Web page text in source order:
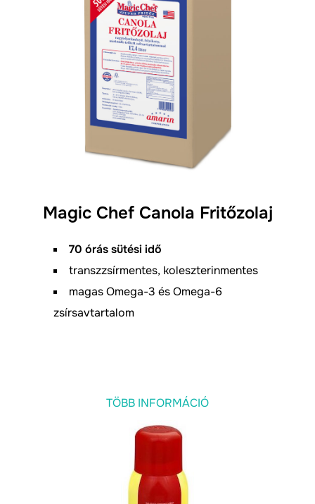
Magic Chef Canola Fritőzolaj
70 órás sütési idő
transzzsírmentes, koleszterinmentes
magas Omega-3 és Omega-6
zsírsavtartalom
TÖBB INFORMÁCIÓ